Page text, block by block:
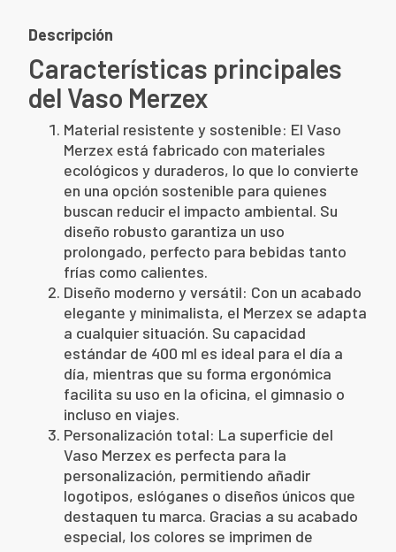
Descripción
Características principales
del Vaso Merzex
Material resistente y sostenible: El Vaso
Merzex está fabricado con materiales
ecológicos y duraderos, lo que lo convierte
en una opción sostenible para quienes
buscan reducir el impacto ambiental. Su
diseño robusto garantiza un uso
prolongado, perfecto para bebidas tanto
frías como calientes.
Diseño moderno y versátil: Con un acabado
elegante y minimalista, el Merzex se adapta
a cualquier situación. Su capacidad
estándar de 400 ml es ideal para el día a
día, mientras que su forma ergonómica
facilita su uso en la oficina, el gimnasio o
incluso en viajes.
Personalización total: La superficie del
Vaso Merzex es perfecta para la
personalización, permitiendo añadir
logotipos, eslóganes o diseños únicos que
destaquen tu marca. Gracias a su acabado
especial, los colores se imprimen de